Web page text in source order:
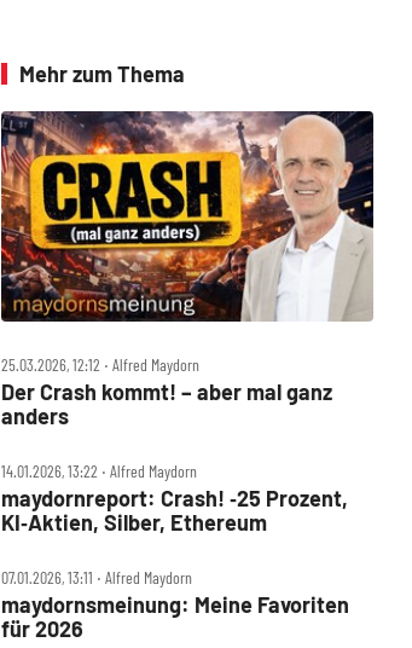
Mehr zum Thema
25.03.2026, 12:12 ‧ Alfred Maydorn
Der Crash kommt! – aber mal ganz
anders
14.01.2026, 13:22 ‧ Alfred Maydorn
maydornreport: Crash! ‑25 Prozent,
KI‑Aktien, Silber, Ethereum
07.01.2026, 13:11 ‧ Alfred Maydorn
maydornsmeinung: Meine Favoriten
für 2026